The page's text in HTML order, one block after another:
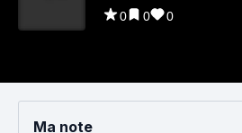
0 0 0
Ma note